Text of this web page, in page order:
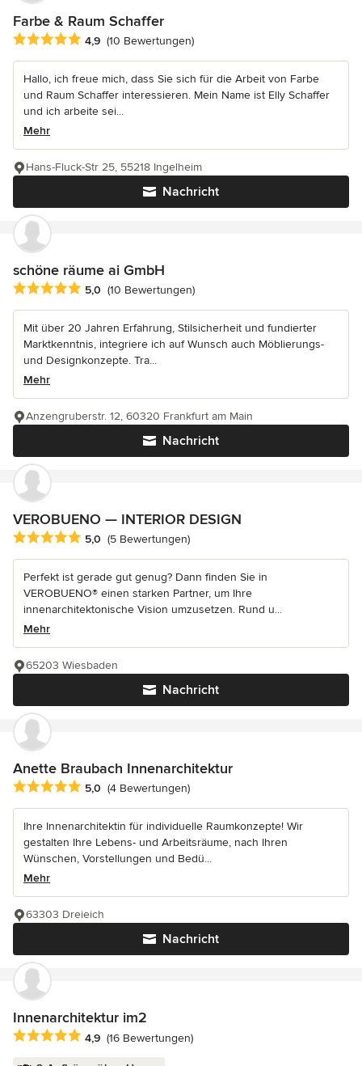
Farbe & Raum Schaffer
Durchschnittliche Bewertung: 4.9 von 5 Sternen
4,9 (10 Bewertungen)
Hallo, ich freue mich, dass Sie sich für die Arbeit von Farbe
und Raum Schaffer interessieren. Mein Name ist Elly Schaffer
und ich arbeite sei...
Mehr
Nachricht
Hans-Fluck-Str 25, 55218 Ingelheim
schöne räume ai GmbH
Durchschnittliche Bewertung: 5 von 5 Sternen
5,0 (10 Bewertungen)
Mit über 20 Jahren Erfahrung, Stilsicherheit und fundierter
Marktkenntnis, integriere ich auf Wunsch auch Möblierungs-
und Designkonzepte. Tra...
Mehr
Nachricht
Anzengruberstr. 12, 60320 Frankfurt am Main
VEROBUENO — INTERIOR DESIGN
Durchschnittliche Bewertung: 5 von 5 Sternen
5,0 (5 Bewertungen)
Perfekt ist gerade gut genug? Dann finden Sie in
VEROBUENO® einen starken Partner, um Ihre
innenarchitektonische Vision umzusetzen. Rund u...
Mehr
Nachricht
65203 Wiesbaden
Anette Braubach Innenarchitektur
Durchschnittliche Bewertung: 5 von 5 Sternen
5,0 (4 Bewertungen)
Ihre Innenarchitektin für individuelle Raumkonzepte! Wir
gestalten Ihre Lebens- und Arbeitsräume, nach Ihren
Wünschen, Vorstellungen und Bedü...
Mehr
Nachricht
63303 Dreieich
Innenarchitektur im2
Durchschnittliche Bewertung: 4.9 von 5 Sternen
4,9 (16 Bewertungen)